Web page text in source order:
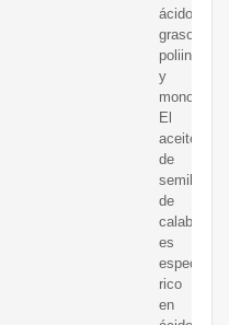
ácidos
grasos
y
El
aceite
de
semilla
de
calabaza
es
rico
en